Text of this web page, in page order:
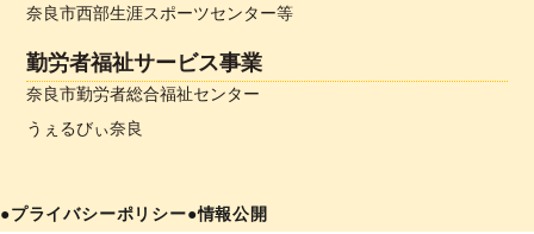
奈良市西部生涯スポーツセンター等
勤労者福祉サービス事業
奈良市勤労者総合福祉センター
うぇるびぃ奈良
●プライバシーポリシー●情報公開